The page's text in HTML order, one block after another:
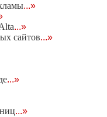
...»
...»
сайтов...»
...»
...»